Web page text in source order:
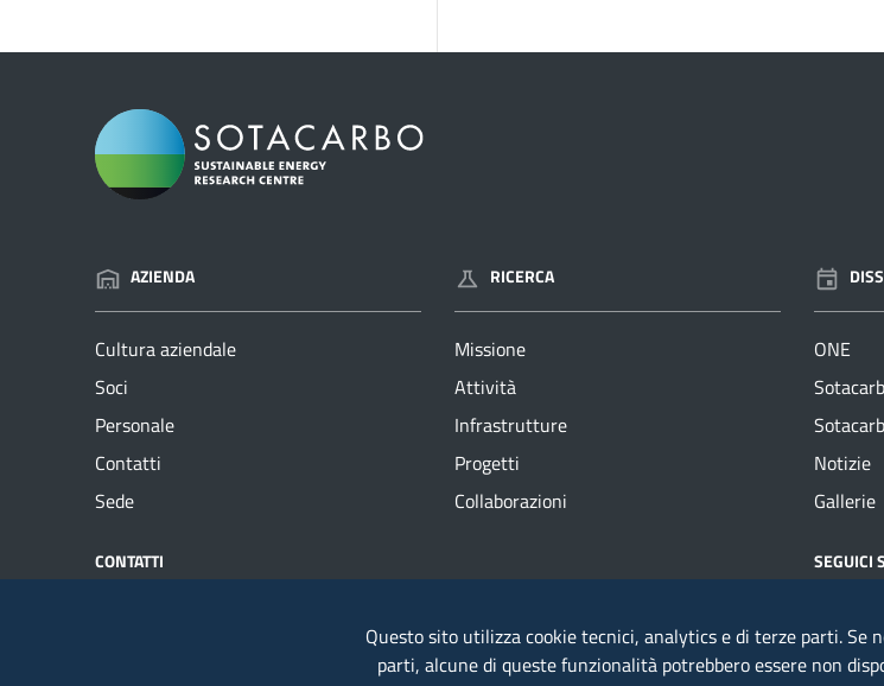
AZIENDA
Cultura aziendale
Soci
Personale
Contatti
Sede
RICERCA
Missione
Attività
Infrastrutture
Progetti
Collaborazioni
ONE
Notizie
Gallerie
CONTATTI
Telefono: +39 0781670444
Fax: +39 0783 791229
SEGUICI
Questo sito utilizza cookie tecnici, analytics e di terze parti. Se
parti, alcune di queste funzionalità potrebbero essere non